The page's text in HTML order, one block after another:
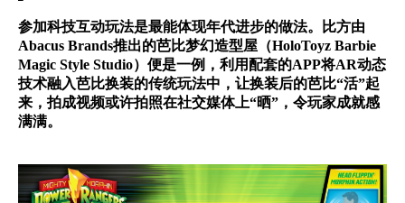
参加科技互动玩法是最能体现年代进步的做法。比方由
Abacus Brands推出的芭比梦幻造型屋（HoloToyz Barbie
Magic Style Studio）便是一例，利用配套的APP将AR动态
技术融入芭比换装的传统玩法中，让换装后的芭比“活”起
来，拍成视频或许拍照在社交媒体上“晒”，令玩家成就感
满满。